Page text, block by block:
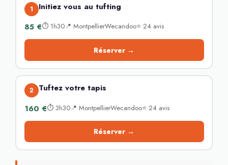
1
Initiez vous au tufting
85 €⏱ 1h30📍 MontpellierWecandoo⭐ 24 avis
Réserver →
2 Tuftez votre tapis
160 €⏱ 3h30📍 MontpellierWecandoo⭐ 24 avis
Réserver →